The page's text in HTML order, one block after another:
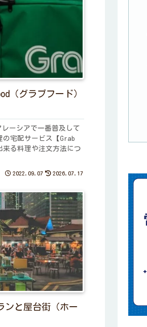
（グラブフード）
ーシアで一番普及して
の宅配サービス【Grab
来る料理や注文方法につ
2022.09.07 2026.07.17
ンと屋台街（ホー